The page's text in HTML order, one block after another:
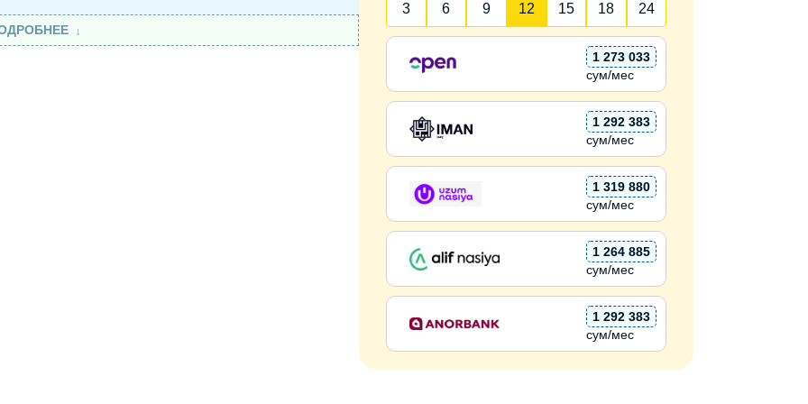
3 6 9 12 15 18 24
1 273 033
сум/мес
1 292 383
сум/мес
1 319 880
сум/мес
1 264 885
сум/мес
1 292 383
сум/мес